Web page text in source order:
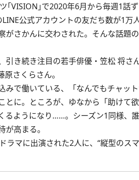
｢VISION｣で2020年6月から毎週1話
公式アカウントの友だち数が1
がさかんに交わされた。そんな話題
き続き注目の若手俳優・笠松 将さ
さくらさん。
で働いている、「なんでもチャッ
とに。ところが、ゆなから「助けて
るようになり……。シーズン1同様、
高まる。
マに出演された2人に、“縦型のス